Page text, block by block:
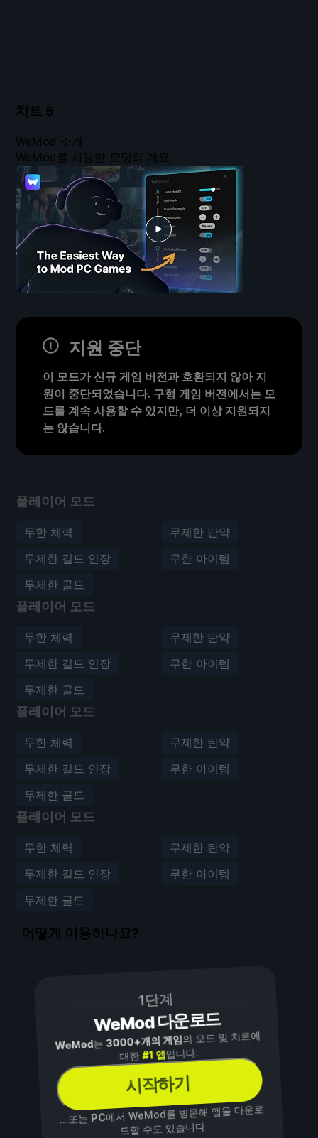
치트 5
지원 중단
이 모드가 신규 게임 버전과 호환되지 않아 지
원이 중단되었습니다. 구형 게임 버전에서는 모
드를 계속 사용할 수 있지만, 더 이상 지원되지
는 않습니다.
플레이어 모드
무한 체력
무제한 탄약
무제한 길드 인장
무한 아이템
무제한 골드
플레이어 모드
무한 체력
무제한 탄약
무제한 길드 인장
무한 아이템
무제한 골드
플레이어 모드
무한 체력
무제한 탄약
무제한 길드 인장
무한 아이템
무제한 골드
플레이어 모드
무한 체력
무제한 탄약
무제한 길드 인장
무한 아이템
무제한 골드
WeMod 소개
WeMod를 사용한 모딩의 개요
어떻게 이용하나요?
1단계
WeMod 다운로드
WeMod는3000+개의 게임의 모드 및 치트에
대한#1 앱입니다.
시작하기
...또는PC에서 WeMod를 방문해 앱을 다운로
드할 수도 있습니다